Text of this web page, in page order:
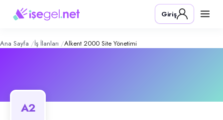
2000 Site Yönetimi– Şirket
Konum:
Alkent 2000 Site Yönetimi, Büyükçekmece, İstanbul bölgesinde site
Giriş
Ana Sayfa İş İlanları Alkent 2000 Site Yönetimi
A2